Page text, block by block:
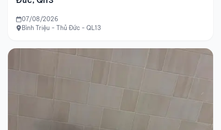
07/08/2026
Bình Triệu - Thủ Đức - QL13